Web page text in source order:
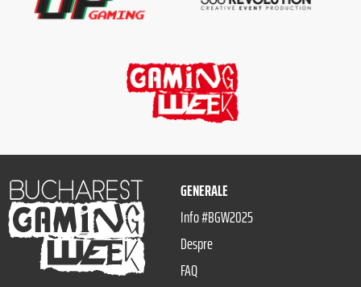
GENERALE
Info #BGW2025
Despre
FAQ